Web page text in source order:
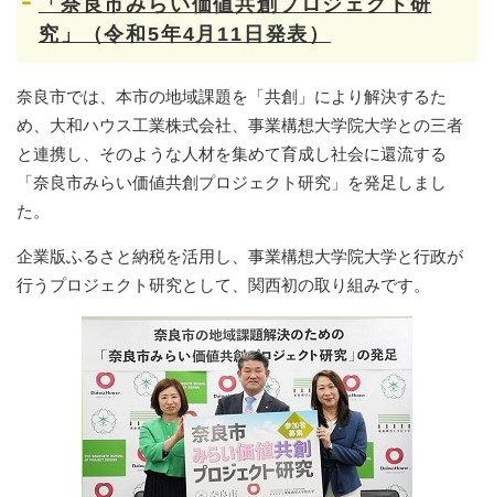
「奈良市みらい価値共創プロジェクト研
究」（令和5年4月11日発表）
奈良市では、本市の地域課題を「共創」により解決するた
め、大和ハウス工業株式会社、事業構想大学院大学との三者
と連携し、そのような人材を集めて育成し社会に還流する
「奈良市みらい価値共創プロジェクト研究」を発足しまし
た。
企業版ふるさと納税を活用し、事業構想大学院大学と行政が
行うプロジェクト研究として、関西初の取り組みです。